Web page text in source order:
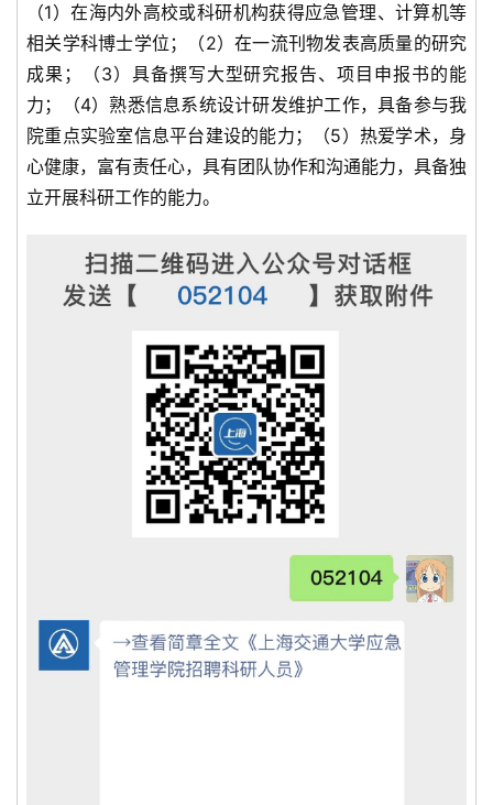
（1）在海内外高校或科研机构获得应急管理、计算机等
相关学科博士学位；（2）在一流刊物发表高质量的研究
成果；（3）具备撰写大型研究报告、项目申报书的能
力；（4）熟悉信息系统设计研发维护工作，具备参与我
院重点实验室信息平台建设的能力；（5）热爱学术，身
心健康，富有责任心，具有团队协作和沟通能力，具备独
立开展科研工作的能力。